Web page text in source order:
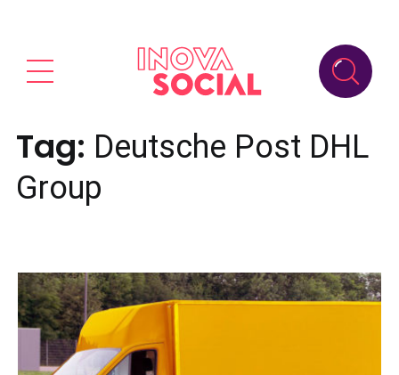
Tag: Deutsche Post DHL
Group